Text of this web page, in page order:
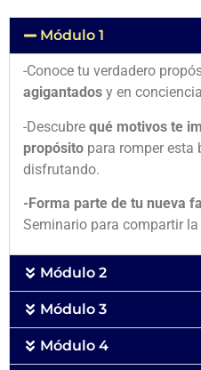
Módulo 1
-Conoce tu verdadero
agigantados y en
-Descubre qué motivos te
propósito para romper esta
disfrutando.
-Forma parte de tu nueva
Seminario para compartir
Módulo 2
Módulo 3
Módulo 4